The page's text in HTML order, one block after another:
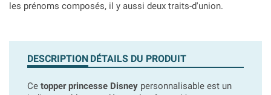
les prénoms composés, il y aussi deux traits-d'union.
DESCRIPTION DÉTAILS DU PRODUIT
Ce topper princesse Disney personnalisable est un